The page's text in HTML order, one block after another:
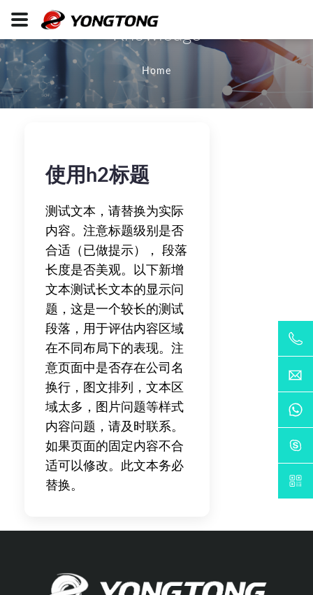
Knowledge
Home
使用h2标题
测试文本，请替换为实际
内容。注意标题级别是否
合适（已做提示）， 段落
长度是否美观。以下新增
文本测试长文本的显示问
题，这是一个较长的测试
段落，用于评估内容区域
在不同布局下的表现。注
意页面中是否存在公司名
换行，图文排列，文本区
域太多，图片问题等样式
内容问题，请及时联系。
如果页面的固定内容不合
适可以修改。此文本务必
替换。